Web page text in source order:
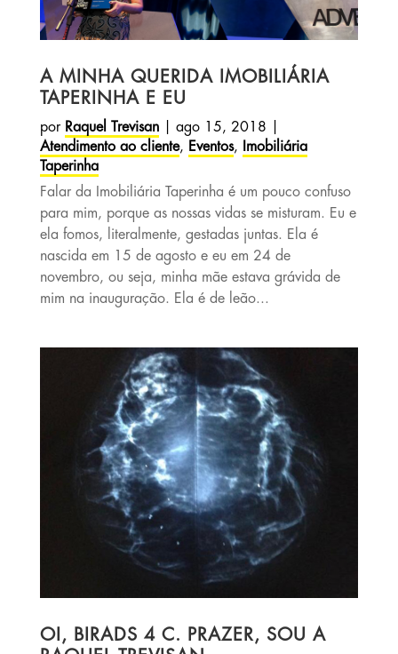
A MINHA QUERIDA IMOBILIÁRIA
TAPERINHA E EU
por Raquel Trevisan| ago 15, 2018
Atendimento ao cliente, Eventos,
Imobiliária
Taperinha
Falar da Imobiliária Taperinha é um pouco confuso
para mim, porque as nossas vidas se misturam. Eu e
ela fomos, literalmente, gestadas juntas. Ela é
nascida em 15 de agosto e eu em 24 de
novembro, ou seja, minha mãe estava grávida de
mim na inauguração. Ela é de leão...
OI, BIRADS 4 C. PRAZER, SOU A